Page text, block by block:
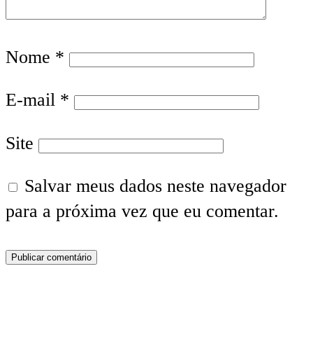
Nome *
E-mail *
Site
Salvar meus dados neste navegador
para a próxima vez que eu comentar.